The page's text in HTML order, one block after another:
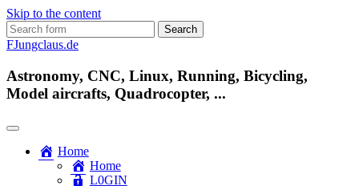
Skip to the content
Search
for:
FJungclaus.de
Astronomy, CNC, Linux, Running, Bicycling,
Model aircrafts, Quadrocopter, ...
Home
Home
L​0​​GIN